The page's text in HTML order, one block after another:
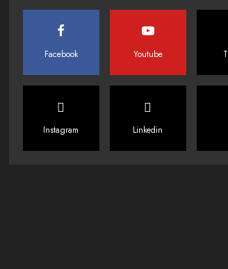
Facebook Youtube
Instagram Linkedin